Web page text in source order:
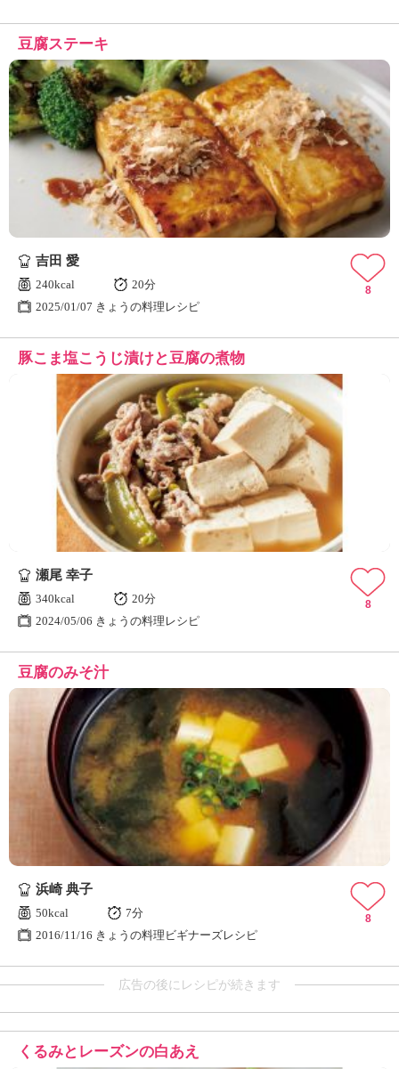
豆腐ステーキ
吉田 愛
240kcal
20分
2025/01/07 きょうの料理レシピ
8
豚こま塩こうじ漬けと豆腐の煮物
瀬尾 幸子
340kcal
20分
2024/05/06 きょうの料理レシピ
8
豆腐のみそ汁
浜崎 典子
50kcal
7分
2016/11/16 きょうの料理ビギナーズレシピ
8
広告の後にレシピが続きます
くるみとレーズンの白あえ